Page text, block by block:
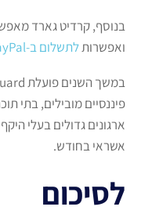
בנוסף, קרדיט גארד
ואפשרותלתשלום ב-PayPal
פיננסיים מובילים, בתי
ארגונים גדולים בעלי
אשראי בחודש.
לסיכום